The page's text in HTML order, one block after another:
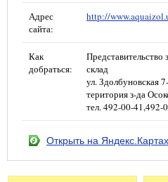
Адрес
сайта:
http://
Как
добраться:
Представительство
склад
ул. Здолбуновская
територия з-да
тел. 492-00-41,492-
Открыть на Яндекс.Картах